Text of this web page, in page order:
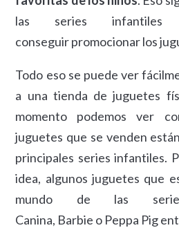
las series
conseguir promocionar los
Todo eso se puede ver
a una tienda de juguetes
momento podemos ver
juguetes que se venden
principales series infantiles.
idea, algunos juguetes que
mundo de las
Canina, Barbie o Peppa Pig